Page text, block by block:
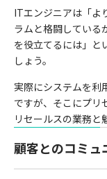
ITエンジニアは「よ
ラムと格闘している
を役立てるには」と
しょう。
実際にシステムを利
ですが、そこにプリ
リセールスの業務と
顧客とのコミュ